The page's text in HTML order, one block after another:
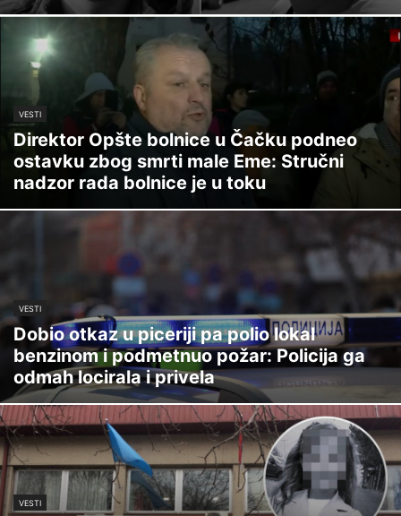
VESTI
Direktor Opšte bolnice u Čačku podneo
ostavku zbog smrti male Eme: Stručni
nadzor rada bolnice je u toku
VESTI
Dobio otkaz u piceriji pa polio lokal
benzinom i podmetnuo požar: Policija ga
odmah locirala i privela
VESTI